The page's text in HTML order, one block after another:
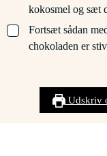
kokosmel og sæt
▢
Fortsæt sådan
chokoladen er
Udskriv